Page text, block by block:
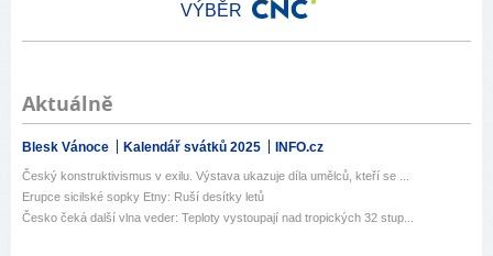
VÝBĚR
Aktuálně
Blesk Vánoce Kalendář svátků 2025 INFO.cz
Český konstruktivismus v exilu. Výstava ukazuje díla umělců, kteří se ...
Erupce sicilské sopky Etny: Ruší desítky letů
Česko čeká další vlna veder: Teploty vystoupají nad tropických 32 stup...